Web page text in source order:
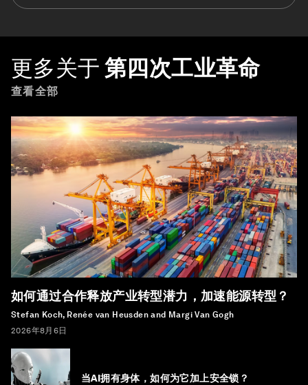
更多关于 第四次工业革命
查看全部
如何通过合作释放产业转型潜力，加速能源转型？
Stefan Koch, Renée van Heusden and Margi Van Gogh
2026年8月6日
当AI拥有身体，如何为它加上安全锁？